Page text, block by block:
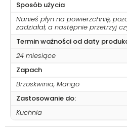
Sposób użycia
Nanieś płyn na powierzchnię,
zadziałał, a następnie przetrzyj
Termin ważności od daty
24 miesiące
Zapach
Brzoskwinia, Mango
Zastosowanie do:
Kuchnia